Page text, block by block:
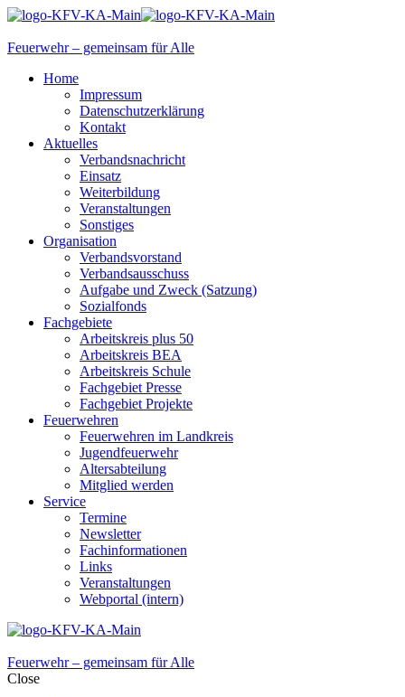
Feuerwehr – gemeinsam für Alle
Home
Impressum
Datenschutzerklärung
Kontakt
Aktuelles
Verbandsnachricht
Einsatz
Weiterbildung
Veranstaltungen
Sonstiges
Organisation
Verbandsvorstand
Verbandsausschuss
Aufgabe und Zweck (Satzung)
Sozialfonds
Fachgebiete
Arbeitskreis plus 50
Arbeitskreis BEA
Arbeitskreis Schule
Fachgebiet Presse
Fachgebiet Projekte
Feuerwehren
Feuerwehren im Landkreis
Jugendfeuerwehr
Altersabteilung
Mitglied werden
Service
Termine
Newsletter
Fachinformationen
Links
Veranstaltungen
Webportal (intern)
Feuerwehr – gemeinsam für Alle
Close